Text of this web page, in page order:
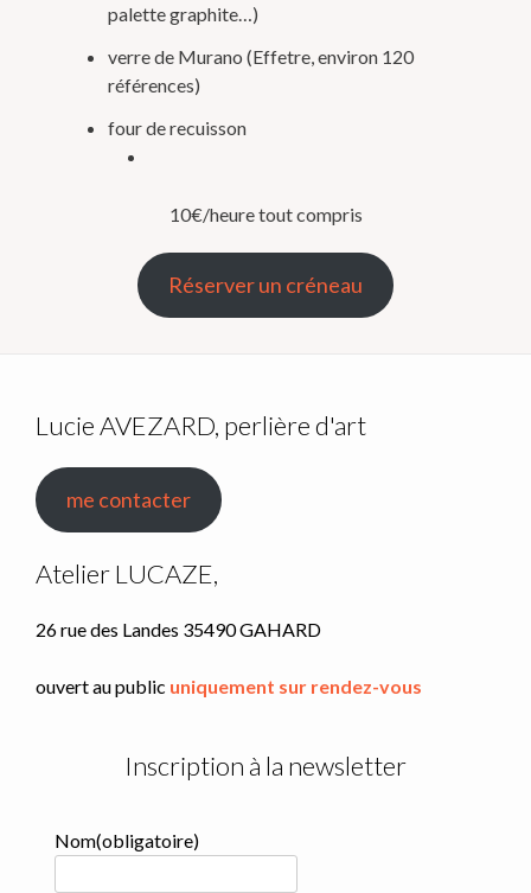
palette graphite…)
verre de Murano (Effetre, environ 120
références)
four de recuisson
10€/heure tout compris
Réserver un créneau
Lucie AVEZARD, perlière d'art
me contacter
Atelier LUCAZE,
26 rue des Landes 35490 GAHARD
ouvert au public uniquement sur rendez-vous
Inscription à la newsletter
Nom(obligatoire)